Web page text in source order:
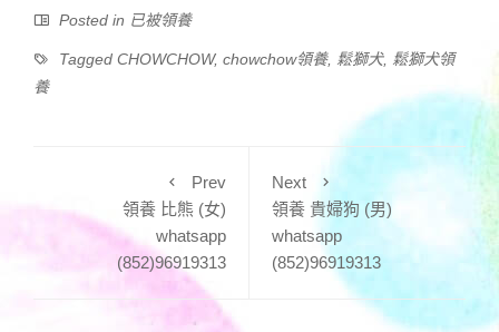
Posted in 已被領養
Tagged CHOWCHOW, chowchow領養, 鬆獅犬, 鬆獅犬領
養
Prev
領養 比熊 (女)
whatsapp
(852)96919313
Next
領養 貴婦狗 (男)
whatsapp
(852)96919313